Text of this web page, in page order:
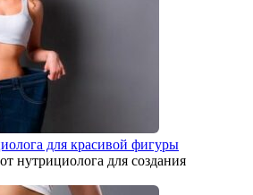
для красивой фигуры
нутрициолога для создания